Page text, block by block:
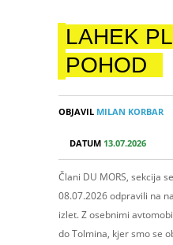
LAHEK
POHOD
OBJAVIL MILAN KORBAR
DATUM 13.07.2026
Člani DU MORS, sekcija
08.07.2026 odpravili na
izlet. Z osebnimi
do Tolmina, kjer smo se